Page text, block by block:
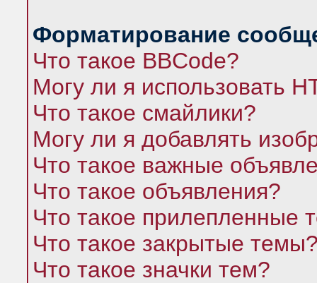
Форматирование
Что такое BBCode?
Могу ли я использовать
Что такое смайлики?
Могу ли я добавлять
Что такое важные
Что такое объявления?
Что такое прилепленные
Что такое закрытые
Что такое значки тем?